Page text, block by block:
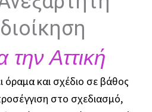
την Αττική
όραμα και σχέδιο σε βάθος
στο σχεδιασμό,